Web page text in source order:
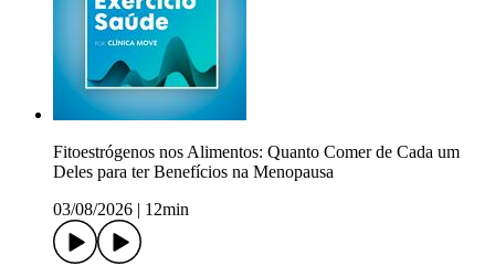
Fitoestrógenos nos Alimentos: Quanto Comer de Cada um
Deles para ter Benefícios na Menopausa
03/08/2026 | 12min